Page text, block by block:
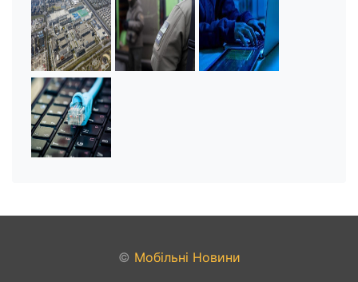
© Мобільні Новини